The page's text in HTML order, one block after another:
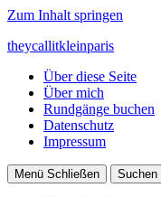
Zum Inhalt springen
theycallitkleinparis
Über diese Seite
Über mich
Rundgänge buchen
Datenschutz
Impressum
Menü Schließen Suchen